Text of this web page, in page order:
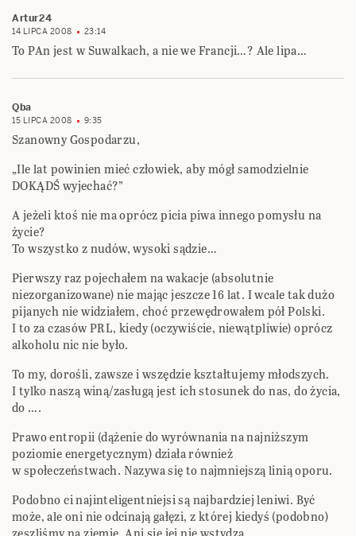
Artur24
14 LIPCA 2008 23:14
To PAn jest w Suwalkach, a nie we Francji…? Ale lipa…
Qba
15 LIPCA 2008 9:35
Szanowny Gospodarzu,
„Ile lat powinien mieć człowiek, aby mógł samodzielnie
DOKĄDŚ wyjechać?”
A jeżeli ktoś nie ma oprócz picia piwa innego pomysłu na
życie?
To wszystko z nudów, wysoki sądzie…
Pierwszy raz pojechałem na wakacje (absolutnie
niezorganizowane) nie mając jeszcze 16 lat. I wcale tak dużo
pijanych nie widziałem, choć przewędrowałem pół Polski.
I to za czasów PRL, kiedy (oczywiście, niewątpliwie) oprócz
alkoholu nic nie było.
To my, dorośli, zawsze i wszędzie kształtujemy młodszych.
I tylko naszą winą/zasługą jest ich stosunek do nas, do życia,
do ….
Prawo entropii (dążenie do wyrównania na najniższym
poziomie energetycznym) działa również
w społeczeństwach. Nazywa się to najmniejszą linią oporu.
Podobno ci najinteligentniejsi są najbardziej leniwi. Być
może, ale oni nie odcinają gałęzi, z której kiedyś (podobno)